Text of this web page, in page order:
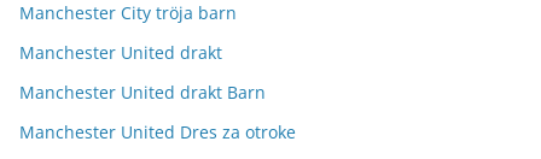
Manchester City tröja barn
Manchester United drakt
Manchester United drakt Barn
Manchester United Dres za otroke